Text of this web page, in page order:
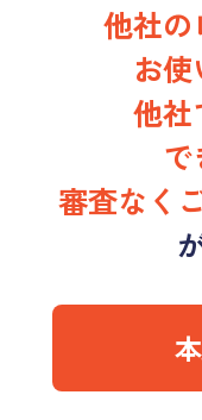
他社の
お
他社
審査なく